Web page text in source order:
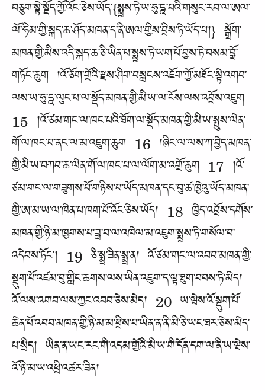
བཅུག་སྟེ་སྡོད་ཀྱོ་འོང་ཅེས་ཡོད་{སྨྲས་ཏེ་ཡ་ཧུ་དྰ་པའི་གསུང་རབ་ལ་ཨལ་
ལོ་ཧིམ་གྱི་སྐད་ཆ་ཤོད་མཁན་ད་ནི་ཨལ་གྱིས་བྲིས་ཏེ་ཡོད་པ།} སྒྲོག་
མཁན་གྱི་མིས་འདི་སྐད་ཆ་ཅི་ཡིན་པ་སྨྲས་ཏེ་ཡག་པོ་བྱས་ཏེ་བསམ་བློ་
གཏོང་ཆུག །འོ་ཅོག་གྲོའི་རྫས་ཤིག་བསླངས་འཇོག་ཀྱོ་མཐོང་སྟེ་འགབ་
ལས་ཡ་ཧུ་དྰ་ལུང་པ་ལ་སྡོད་མཁན་གྱི་མི་ཡ་ལ་ངོས་ལས་འབྲོས་འཇུག
15 །འོ་ཙམ་གང་ལ་ཁང་པའི་ཐོག་ལ་སྡོད་མཁན་གྱི་མི་ཡ་སྤུས་ལེན་
གོ་ལ་ཁང་པ་ནང་ལ་མ་འཇུག་ཆུག 16 །ཞིང་ལ་ལས་ཀ་བྱེད་མཁན་
གྱི་མི་ཡ་བཀབ་ཆ་ལེན་གོ་ལ་ཁང་པ་ལ་ལོག་མ་འགྲོ་ཆུག 17 །འོ་
ཙམ་གང་ལ་གཟུགས་པོ་གཉིས་པ་ཡོད་མཁན་དང་བུ་ཚ་ཁྱེའུ་ཡོད་མཁན་
གྱི་ཨ་མ་ཡ་ལ་ཁེན་པ་ཁག་པོ་འོང་ཅེས་ཡོད། 18 ཁྱེད་འབྲོས་དགོས་
མཁན་གྱི་ཉི་མ་ཁྱགས་པ་ཟླ་བ་ལ་འཁེལ་མ་འཇུག་སྨྲས་ཏེ་གསོལ་བ་
འདེབས་ཏོང་། 19 ཅི་སྨྲ་ཟིན་སྨྲ་ན། འོ་ཙམ་གང་ལ་འབབ་མཁན་གྱི་
སྡུག་པོ་འཛམ་བུ་གླིང་ཆགས་ལས་ཡིན་འཇུག་ད་ལྟ་ཐུག་བབས་ཏེ་མེད།
འོ་ལས་འགབ་ལས་ཀྱང་འབབ་ཅེས་མེད། 20 ཡ་ཝེས་འོ་སྡུག་པོ་
ཆེན་པོ་འབབ་མཁན་གྱི་ཉི་མ་མ་ཕྲིས་པ་ཡིན་ན་ནི་མི་ཅི་ཡང་ཐར་ཅེས་མེད་
པ་སྲིད། ཡིན་ན་ཡང་རང་གི་འདམ་གྱོའི་མི་ཡ་གི་དོན་དག་ལ་ནི་ཡ་ཝེས་
འོ་ཉི་མ་ཡ་འཕྲི་འཚར་ཟིན།